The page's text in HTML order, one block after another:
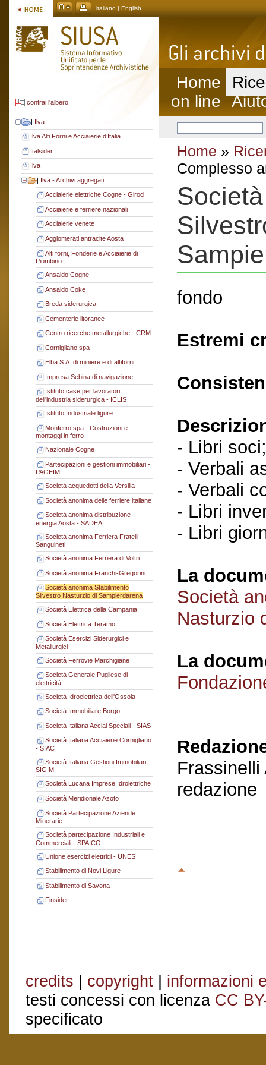
italiano | English
contrai l'albero
| Ilva
Ilva Alti Forni e Acciaierie d’Italia
Italsider
Ilva
| Ilva - Archivi aggregati
Acciaierie elettriche Cogne - Girod
Acciaierie e ferriere nazionali
Acciaierie venete
Agglomerati antracite Aosta
Alti forni, Fonderie e Acciaierie di
Piombino
Ansaldo Cogne
Ansaldo Coke
Breda siderurgica
Cementerie litoranee
Centro ricerche metallurgiche - CRM
Cornigliano spa
Elba S.A. di miniere e di altiforni
Impresa Sebina di navigazione
Istituto case per lavoratori
dell'industria siderurgica - ICLIS
Istituto Industriale ligure
Monferro spa - Costruzioni e
montaggi in ferro
Nazionale Cogne
Partecipazioni e gestioni immobiliari -
PAGEIM
Società acquedotti della Versilia
Società anonima delle ferriere italiane
Società anonima distribuzione
energia Aosta - SADEA
Società anonima Ferriera Fratelli
Sanguineti
Società anonima Ferriera di Voltri
Società anonima Franchi-Gregorini
Società anonima Stabilimento
Silvestro Nasturzio di Sampierdarena
Società Elettrica della Campania
Società Elettrica Teramo
Società Esercizi Siderurgici e
Metallurgici
Società Ferrovie Marchigiane
Società Generale Pugliese di
elettricità
Società Idroelettrica dell'Ossola
Società Immobiliare Borgo
Società Italiana Acciai Speciali - SIAS
Società Italiana Acciaierie Cornigliano
- SIAC
Società Italiana Gestioni Immobiliari -
SIGIM
Società Lucana Imprese Idrolettriche
Società Meridionale Azoto
Società Partecipazione Aziende
Minerarie
Società partecipazione Industriali e
Commerciali - SPAICO
Unione esercizi elettrici - UNES
Stabilimento di Novi Ligure
Stabilimento di Savona
Finsider
Home
on line
Home »
Complesso
fondo
Estremi
- Libri soci;
- Verbali
- Verbali
- Libri
- Libri
La
Società
Nasturzio
La
Frassinelli
redazione
credits | copyright | informazioni
testi concessi con licenza CC
specificato